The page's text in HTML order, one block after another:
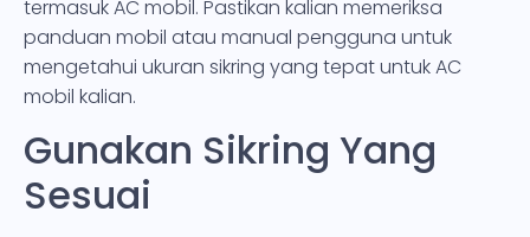
termasuk AC mobil. Pastikan kalian memeriksa
panduan mobil atau manual pengguna untuk
mengetahui ukuran sikring yang tepat untuk AC
mobil kalian.
Gunakan Sikring Yang
Sesuai